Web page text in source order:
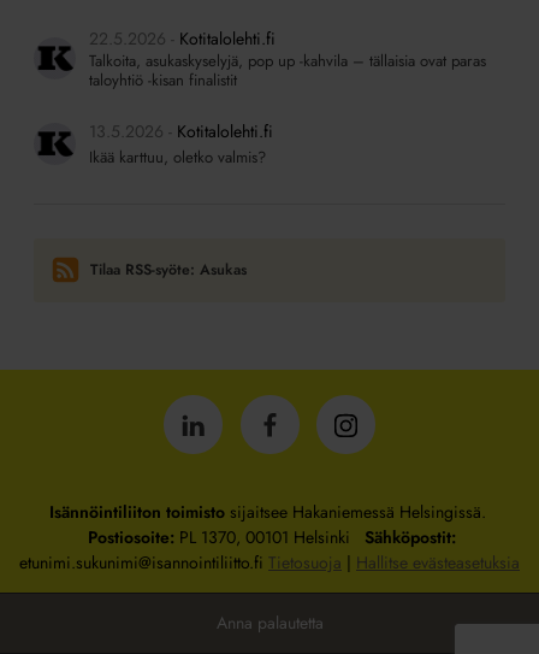
22.5.2026 Kotitalolehti.fi
Talkoita, asukaskyselyjä, pop up -kahvila – tällaisia ovat paras
taloyhtiö -kisan finalistit
13.5.2026 Kotitalolehti.fi
Ikää karttuu, oletko valmis?
Tilaa RSS-syöte: Asukas
Isännöintiliitto
LinkedInissä
Isännöintiliitto
Facebookissa
Isännöintiliitto
Instagrammissa
Isännöintiliiton toimistosijaitsee Hakaniemessä Helsingissä.
Postiosoite: PL 1370, 00101 Helsinki Sähköpostit:
etunimi.sukunimi@isannointiliitto.fi Tietosuoja | Hallitse evästeasetuksia
Anna palautetta